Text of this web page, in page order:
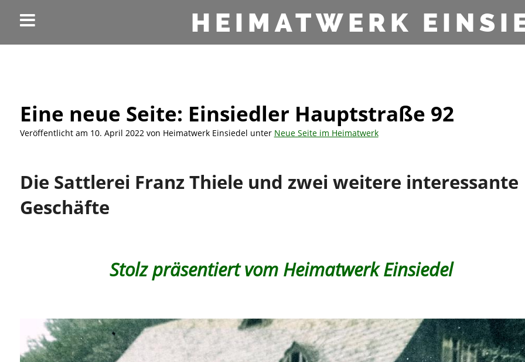
HEIMATWERK
Eine neue Seite: Einsiedler Hauptstraße 92
Veröffentlicht am 10. April 2022von Heimatwerk Einsiedel unter Neue Seite im Heimatwerk
Die Sattlerei Franz Thiele und zwei weitere interessante
Geschäfte
Stolz präsentiert vom Heimatwerk Einsiedel